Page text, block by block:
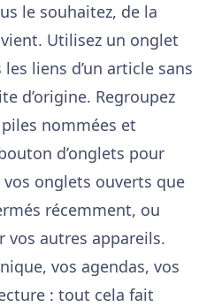
le souhaitez, de la
Utilisez un onglet
liens d’un article sans
d’origine. Regroupez
nommées et
d’onglets pour
onglets ouverts que
récemment, ou
vos autres appareils.
vos agendas, vos
: tout cela fait